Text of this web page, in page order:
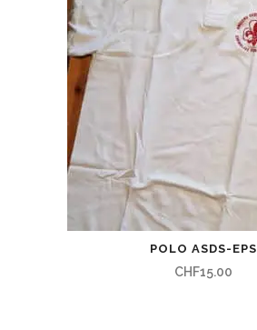
POLO ASDS-EPS
CHF15.00